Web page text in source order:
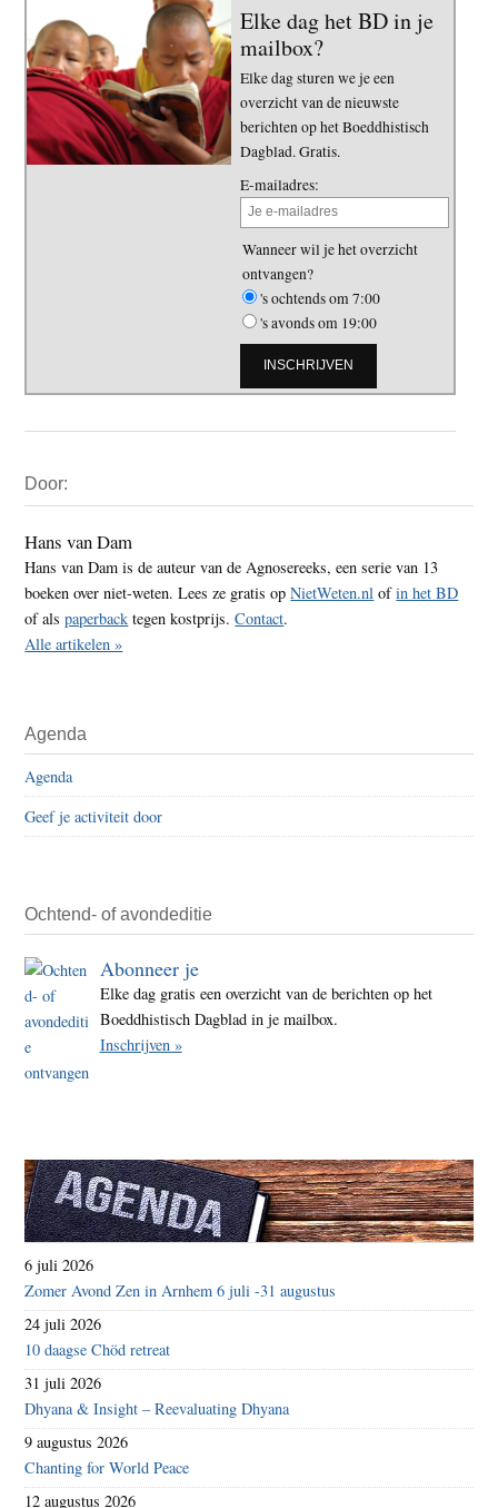
Elke dag het BD in je
mailbox?
Elke dag sturen we je een
overzicht van de nieuwste
berichten op het Boeddhistisch
Dagblad. Gratis.
E-mailadres:
Wanneer wil je het overzicht
ontvangen?
's ochtends om 7:00
's avonds om 19:00
Sidebar
Door:
Hans van Dam
Hans van Dam is de auteur van de Agnosereeks, een serie van 13
boeken over niet-weten. Lees ze gratis opNietWeten.nl ofin het BD
of alspaperback tegen kostprijs.Contact.
Alle artikelen »
Agenda
Agenda
Geef je activiteit door
Ochtend- of avondeditie
Abonneer je
Elke dag gratis een overzicht van de berichten op het
Boeddhistisch Dagblad in je mailbox.
Inschrijven »
6 juli 2026
Zomer Avond Zen in Arnhem 6 juli -31 augustus
24 juli 2026
10 daagse Chöd retreat
31 juli 2026
Dhyana & Insight – Reevaluating Dhyana
9 augustus 2026
Chanting for World Peace
12 augustus 2026